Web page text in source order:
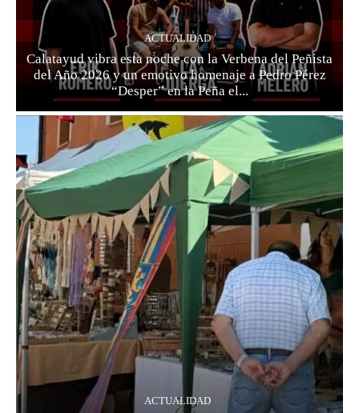
ACTUALIDAD
Calatayud vibra esta noche con la Verbena del Peñista
del Año 2026 y un emotivo homenaje a Pedro Pérez
“Desper” en la Peña el...
ACTUALIDAD